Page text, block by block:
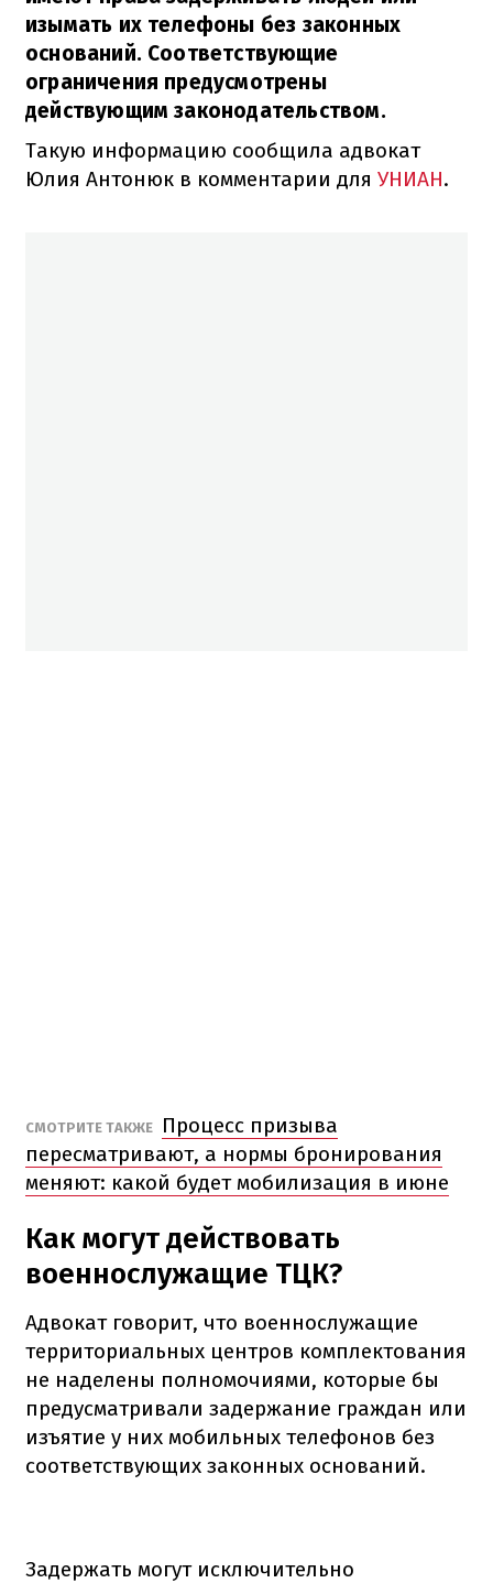
изымать их телефоны без законных
оснований. Соответствующие
ограничения предусмотрены
действующим законодательством.
Такую информацию сообщила адвокат
Юлия Антонюк в комментарии для УНИАН.
СМОТРИТЕ ТАКЖЕ
Процесс призыва
пересматривают, а нормы бронирования
меняют: какой будет мобилизация в июне
Как могут действовать
военнослужащие ТЦК?
Адвокат говорит, что военнослужащие
территориальных центров комплектования
не наделены полномочиями, которые бы
предусматривали задержание граждан или
изъятие у них мобильных телефонов без
соответствующих законных оснований.
Задержать могут исключительно